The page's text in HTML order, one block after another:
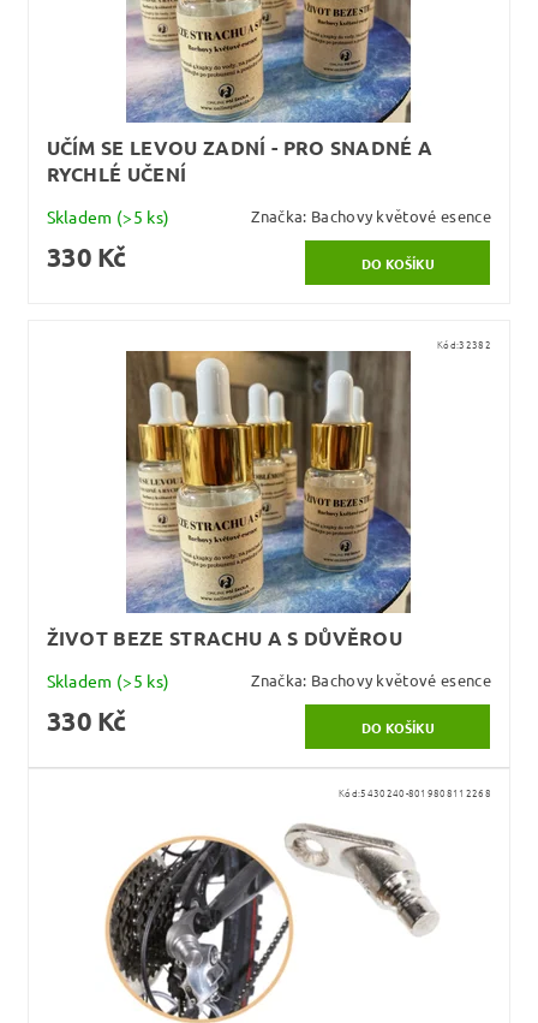
UČÍM SE LEVOU ZADNÍ - PRO SNADNÉ A
RYCHLÉ UČENÍ
Skladem (>5 ks) Značka: Bachovy květové esence
330 Kč
Kód:32382
ŽIVOT BEZE STRACHU A S DŮVĚROU
Skladem (>5 ks) Značka: Bachovy květové esence
330 Kč
Kód:5430240-8019808112268